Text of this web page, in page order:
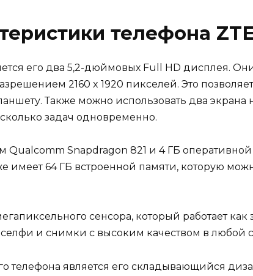
телефона
его два 5,2-дюймовых Full HD дисплея.
2160 x 1920 пикселей. Это
Также можно использовать два экрана
задач одновременно.
Snapdragon 821 и 4 ГБ
имеет 64 ГБ встроенной памяти, которую
сенсора, который работает
селфи и снимки с высоким качеством в любой
телефона является его складывающийся